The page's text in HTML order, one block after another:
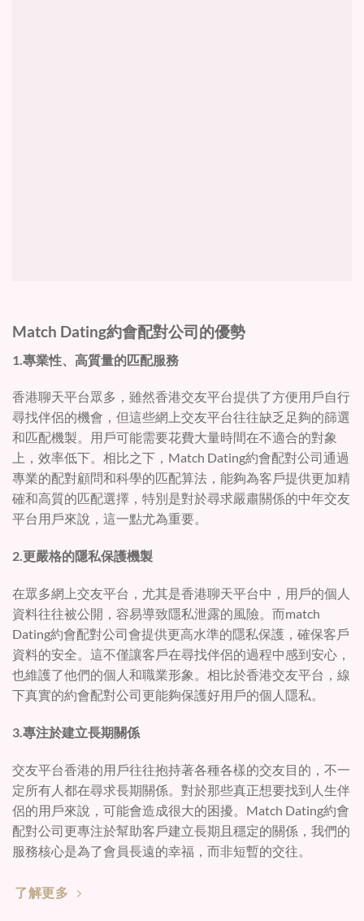
Match Dating約會配對公司的優勢
1.專業性、高質量的匹配服務
香港聊天平台眾多，雖然香港交友平台提供了方便用戶自行
尋找伴侶的機會，但這些網上交友平台往往缺乏足夠的篩選
和匹配機製。用戶可能需要花費大量時間在不適合的對象
上，效率低下。相比之下，Match Dating約會配對公司通過
專業的配對顧問和科學的匹配算法，能夠為客戶提供更加精
確和高質的匹配選擇，特別是對於尋求嚴肅關係的中年交友
平台用戶來說，這一點尤為重要。
2.更嚴格的隱私保護機製
在眾多網上交友平台，尤其是香港聊天平台中，用戶的個人
資料往往被公開，容易導致隱私泄露的風險。而match
Dating約會配對公司會提供更高水準的隱私保護，確保客戶
資料的安全。這不僅讓客戶在尋找伴侶的過程中感到安心，
也維護了他們的個人和職業形象。相比於香港交友平台，線
下真實的約會配對公司更能夠保護好用戶的個人隱私。
3.專注於建立長期關係
交友平台香港的用戶往往抱持著各種各樣的交友目的，不一
定所有人都在尋求長期關係。對於那些真正想要找到人生伴
侶的用戶來說，可能會造成很大的困擾。Match Dating約會
配對公司更專注於幫助客戶建立長期且穩定的關係，我們的
服務核心是為了會員長遠的幸福，而非短暫的交往。
了解更多